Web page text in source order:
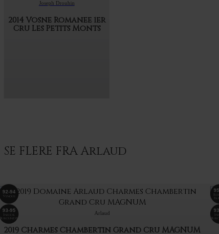
Joseph Drouhin
2014 Vosne Romanee 1er
Cru Les Petits Monts
SE FLERE FRA Arlaud
Arlaud
2019 Charmes Chambertin Grand Cru MAGNUM
92-94
Vinous
93-95
Inside
Burgundy